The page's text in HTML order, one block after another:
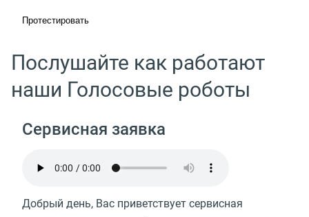
Протестировать
Послушайте как работают
наши Голосовые роботы
Сервисная заявка
Добрый день, Вас приветствует сервисная